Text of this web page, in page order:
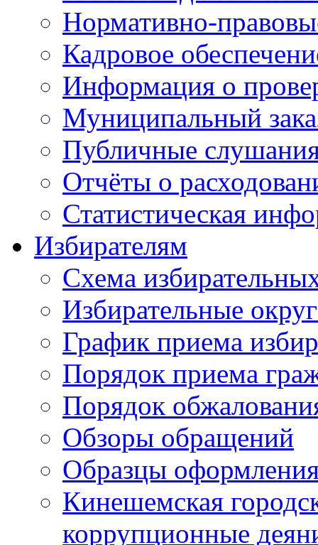
Нормативно-
Кадровое
Информация о
Муниципальный
Публичные
Отчёты о
Статистическая
Избирателям
Схема
Избирательные
График приема
Порядок приема
Порядок
Обзоры обращений
Образцы
Кинешемская
коррупционные